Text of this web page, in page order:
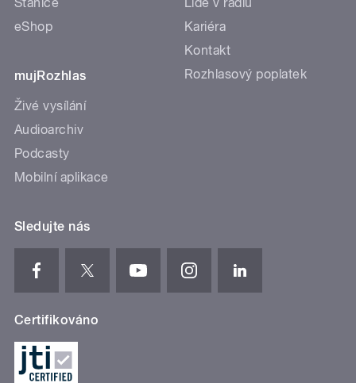
eShop
mujRozhlas
Živé vysílání
Audioarchiv
Podcasty
Mobilní aplikace
Kariéra
Kontakt
Rozhlasový poplatek
Sledujte nás
Certifikováno